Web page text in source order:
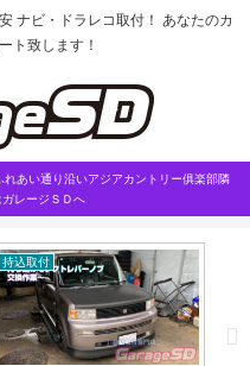
ナビ・ドラレコ取付！ あなたのカ
ト致します！
れあい通り沿いアジアカントリー俱楽部隣
レージＳＤへ
持込取付